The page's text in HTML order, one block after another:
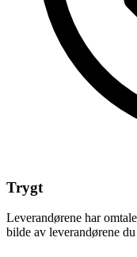
Trygt
Leverandørene har
bilde av leverandørene